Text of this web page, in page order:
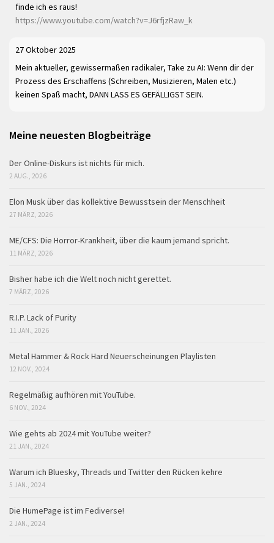
finde ich es raus!
https://www.youtube.com/watch?v=J6rfjzRaw_k
27 Oktober 2025
Mein aktueller, gewissermaßen radikaler, Take zu AI: Wenn dir der
Prozess des Erschaffens (Schreiben, Musizieren, Malen etc.)
keinen Spaß macht, DANN LASS ES GEFÄLLIGST SEIN.
Meine neuesten Blogbeiträge
Der Online-Diskurs ist nichts für mich.
2 AUG., 2026
Elon Musk über das kollektive Bewusstsein der Menschheit
27 MÄRZ, 2026
ME/CFS: Die Horror-Krankheit, über die kaum jemand spricht.
11 MÄRZ, 2026
Bisher habe ich die Welt noch nicht gerettet.
7 MÄRZ, 2026
R.I.P. Lack of Purity
11 JAN., 2026
Metal Hammer & Rock Hard Neuerscheinungen Playlisten
12 NOV., 2024
Regelmäßig aufhören mit YouTube.
6 NOV., 2024
Wie gehts ab 2024 mit YouTube weiter?
21 JAN., 2024
Warum ich Bluesky, Threads und Twitter den Rücken kehre
5 JAN., 2024
Die HumePage ist im Fediverse!
2 JAN., 2024